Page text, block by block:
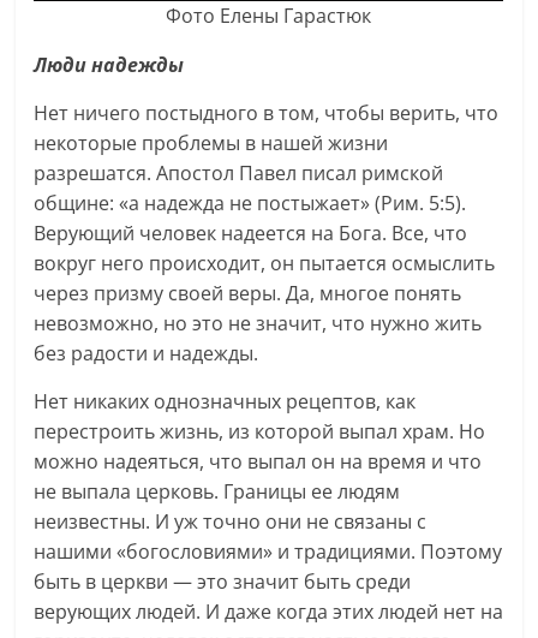
Фото Елены Гарастюк
Люди надежды
Нет ничего постыдного в том, чтобы верить, что
некоторые проблемы в нашей жизни
разрешатся. Апостол Павел писал римской
общине: «а надежда не постыжает» (Рим. 5:5).
Верующий человек надеется на Бога. Все, что
вокруг него происходит, он пытается осмыслить
через призму своей веры. Да, многое понять
невозможно, но это не значит, что нужно жить
без радости и надежды.
Нет никаких однозначных рецептов, как
перестроить жизнь, из которой выпал храм. Но
можно надеяться, что выпал он на время и что
не выпала церковь. Границы ее людям
неизвестны. И уж точно они не связаны с
нашими «богословиями» и традициями. Поэтому
быть в церкви — это значит быть среди
верующих людей. И даже когда этих людей нет на